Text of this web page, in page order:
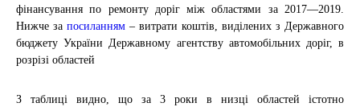
фінансування по ремонту доріг між областями за 2017—2019.
Нижче за посиланням – витрати коштів, виділених з Державного
бюджету України Державному агентству автомобільних доріг, в
розрізі областей
З таблиці видно, що за 3 роки в низці областей істотно